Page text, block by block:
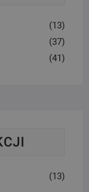
(13)
(37)
(41)
(13)